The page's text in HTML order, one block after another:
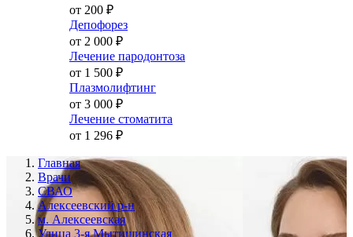
от 200 ₽
Депофорез
от 2 000 ₽
Лечение пародонтоза
от 1 500 ₽
Плазмолифтинг
от 3 000 ₽
Лечение стоматита
от 1 296 ₽
Главная
Врачи
СВАО
Алексеевский р-н
м. Алексеевская
Улица 3-я Мытищинская